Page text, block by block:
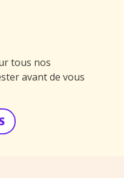
tous nos
avant de vous